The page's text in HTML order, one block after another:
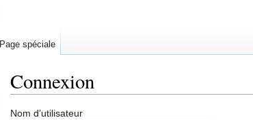
Connexion
Nom d’utilisateur
Page spéciale